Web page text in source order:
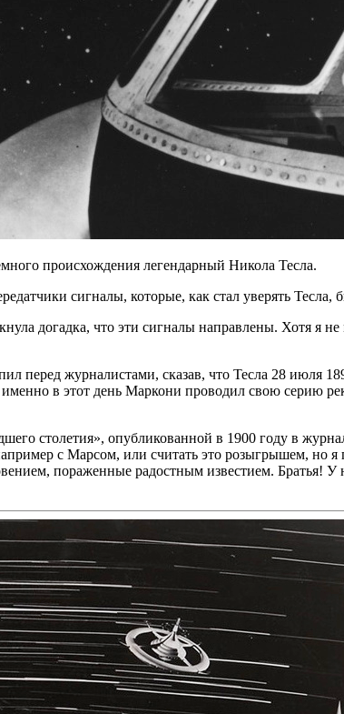
происхождения легендарный Никола Тесла.
сигналы, которые, как стал уверять
догадка, что эти сигналы направлены. Хотя я
перед журналистами, сказав, что Тесла 28 июля
в этот день Маркони проводил свою серию
столетия», опубликованной в 1900 году в
с Марсом, или считать это розыгрышем, но
пораженные радостным известием. Братья! У